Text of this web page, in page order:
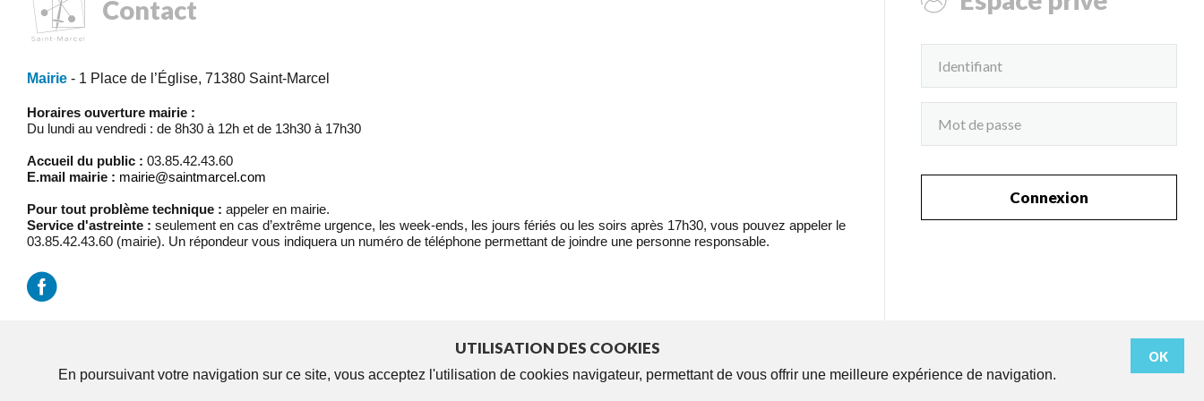
Contact
Mairie - 1 Place de l’Église, 71380 Saint-Marcel
Horaires ouverture mairie :
Du lundi au vendredi : de 8h30 à 12h et de 13h30 à 17h30
Accueil du public : 03.85.42.43.60
E.mail mairie : mairie@saintmarcel.com
Pour tout problème technique : appeler en mairie.
Service d'astreinte : seulement en cas d’extrême urgence, les week-ends, les jours fériés ou les soirs après 17h30, vous pouvez appeler le
03.85.42.43.60 (mairie). Un répondeur vous indiquera un numéro de téléphone permettant de joindre une personne responsable.
Connexion
OK
UTILISATION DES COOKIES
En poursuivant votre navigation sur ce site, vous acceptez l'utilisation de cookies navigateur, permettant de vous offrir une meilleure expérience de navigation.